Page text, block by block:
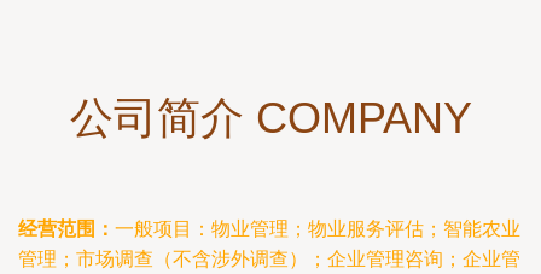
公司简介 COMPANY
经营范围： 一般项目：物业管理；物业服务评估；智能农业
管理；市场调查（不含涉外调查）；企业管理咨询；企业管